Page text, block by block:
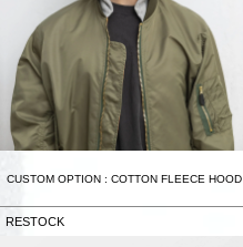
CUSTOM OPTION : COTTON FLEECE HOOD
RESTOCK